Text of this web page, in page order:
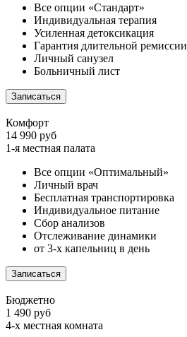
Все опции «Стандарт»
Индивидуальная терапия
Усиленная детоксикация
Гарантия длительной ремиссии
Личный санузел
Больничный лист
Записаться
Комфорт
14 990 руб
1-я местная палата
Все опции «Оптимальный»
Личный врач
Бесплатная транспортировка
Индивидуальное питание
Сбор анализов
Отслеживание динамики
от 3-х капельниц в день
Записаться
Бюджетно
1 490 руб
4-х местная комната